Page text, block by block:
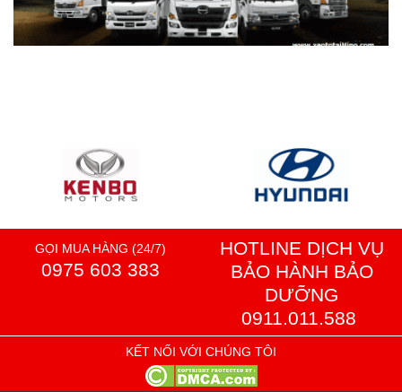
GỌI MUA HÀNG (24/7)
0975 603 383
HOTLINE DỊCH VỤ
BẢO HÀNH BẢO
DƯỠNG
0911.011.588
KẾT NỐI VỚI CHÚNG TÔI